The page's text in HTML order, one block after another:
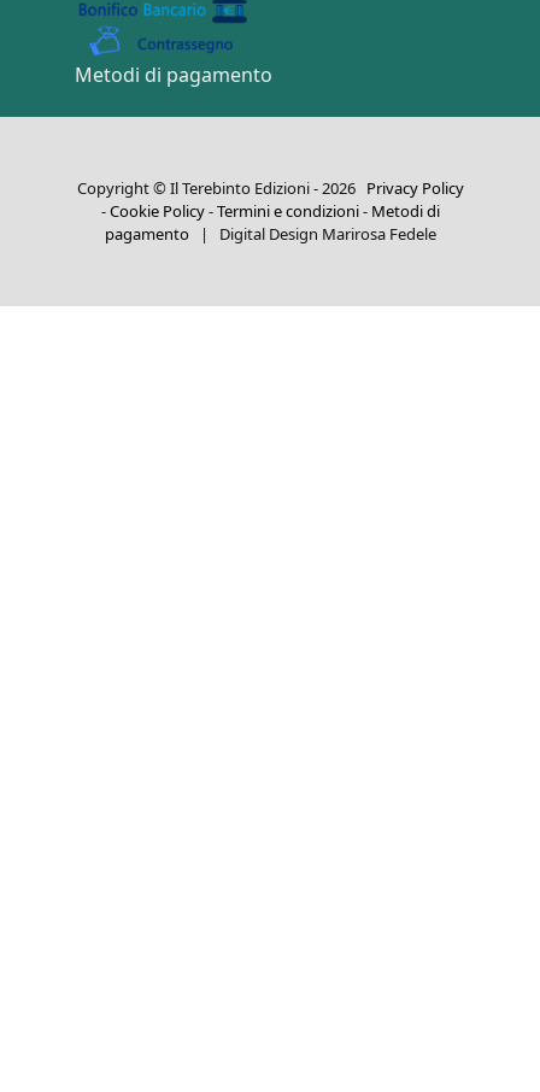
Metodi di pagamento
Copyright © Il Terebinto Edizioni - 2026 Privacy Policy
-Cookie Policy-Termini e condizioni- Metodi di
pagamento| Digital Design Marirosa Fedele